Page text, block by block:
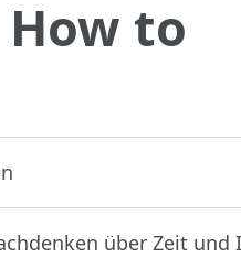
to
über Zeit und